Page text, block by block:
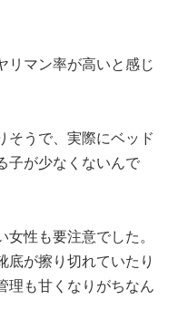
リマン率が高いと感じ
そうで、実際にベッド
子が少なくないんで
性も要注意でした。
底が擦り切れていたり
理も甘くなりがちなん